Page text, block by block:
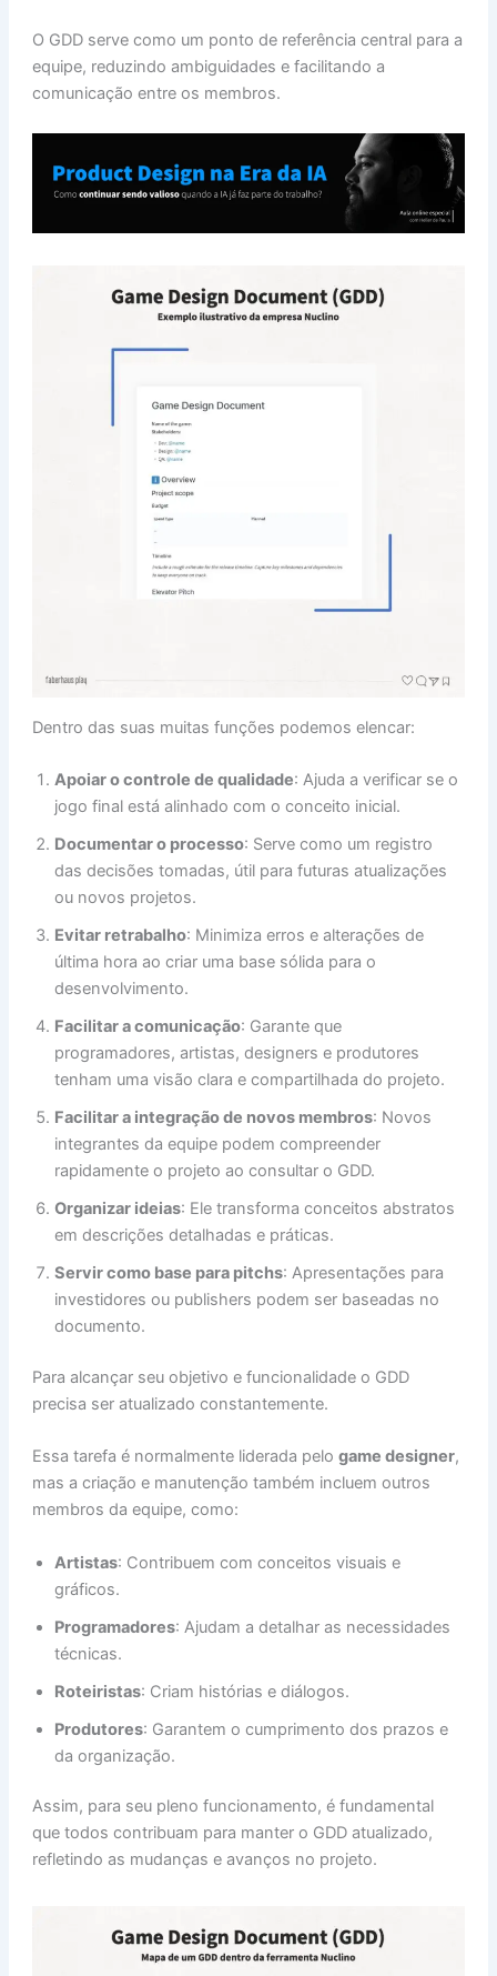
O GDD serve como um ponto de referência central para a
equipe, reduzindo ambiguidades e facilitando a
comunicação entre os membros.
Dentro das suas muitas funções podemos elencar:
Apoiar o controle de qualidade: Ajuda a verificar se o
jogo final está alinhado com o conceito inicial.
Documentar o processo: Serve como um registro
das decisões tomadas, útil para futuras atualizações
ou novos projetos.
Evitar retrabalho: Minimiza erros e alterações de
última hora ao criar uma base sólida para o
desenvolvimento.
Facilitar a comunicação: Garante que
programadores, artistas, designers e produtores
tenham uma visão clara e compartilhada do projeto.
Facilitar a integração de novos membros: Novos
integrantes da equipe podem compreender
rapidamente o projeto ao consultar o GDD.
Organizar ideias: Ele transforma conceitos abstratos
em descrições detalhadas e práticas.
Servir como base para pitchs: Apresentações para
investidores ou publishers podem ser baseadas no
documento.
Para alcançar seu objetivo e funcionalidade o GDD
precisa ser atualizado constantemente.
Essa tarefa é normalmente liderada pelogame designer,
mas a criação e manutenção também incluem outros
membros da equipe, como:
Artistas: Contribuem com conceitos visuais e
gráficos.
Programadores: Ajudam a detalhar as necessidades
técnicas.
Roteiristas: Criam histórias e diálogos.
Produtores: Garantem o cumprimento dos prazos e
da organização.
Assim, para seu pleno funcionamento, é fundamental
que todos contribuam para manter o GDD atualizado,
refletindo as mudanças e avanços no projeto.